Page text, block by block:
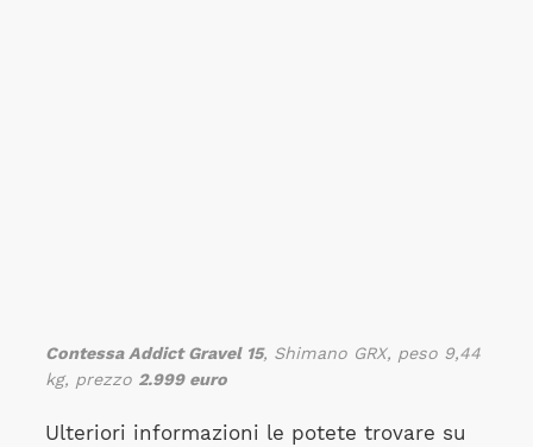
Contessa Addict Gravel 15, Shimano GRX, peso 9,44
kg, prezzo 2.999 euro
Ulteriori informazioni le potete trovare su